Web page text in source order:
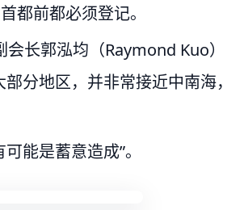
都前都必须登记。
长郭泓均（Raymond Kuo）
分地区，并非常接近中南海
能是蓄意造成”。